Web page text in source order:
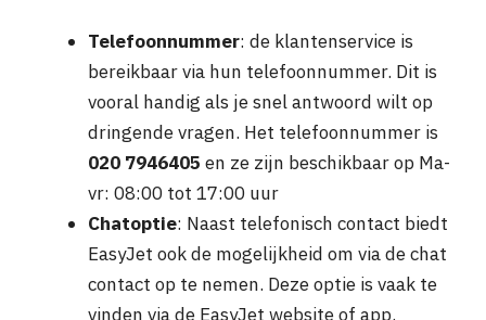
Telefoonnummer: de klantenservice is
bereikbaar via hun telefoonnummer. Dit is
vooral handig als je snel antwoord wilt op
dringende vragen. Het telefoonnummer is
020 7946405 en ze zijn beschikbaar op Ma-
vr: 08:00 tot 17:00 uur
Chatoptie: Naast telefonisch contact biedt
EasyJet ook de mogelijkheid om via de chat
contact op te nemen. Deze optie is vaak te
vinden via de EasyJet website of app.